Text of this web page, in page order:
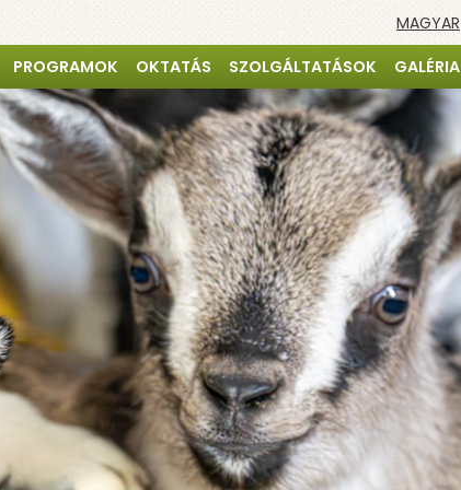
MAGYAR
PROGRAMOK OKTATÁS SZOLGÁLTATÁSOK GALÉRIA